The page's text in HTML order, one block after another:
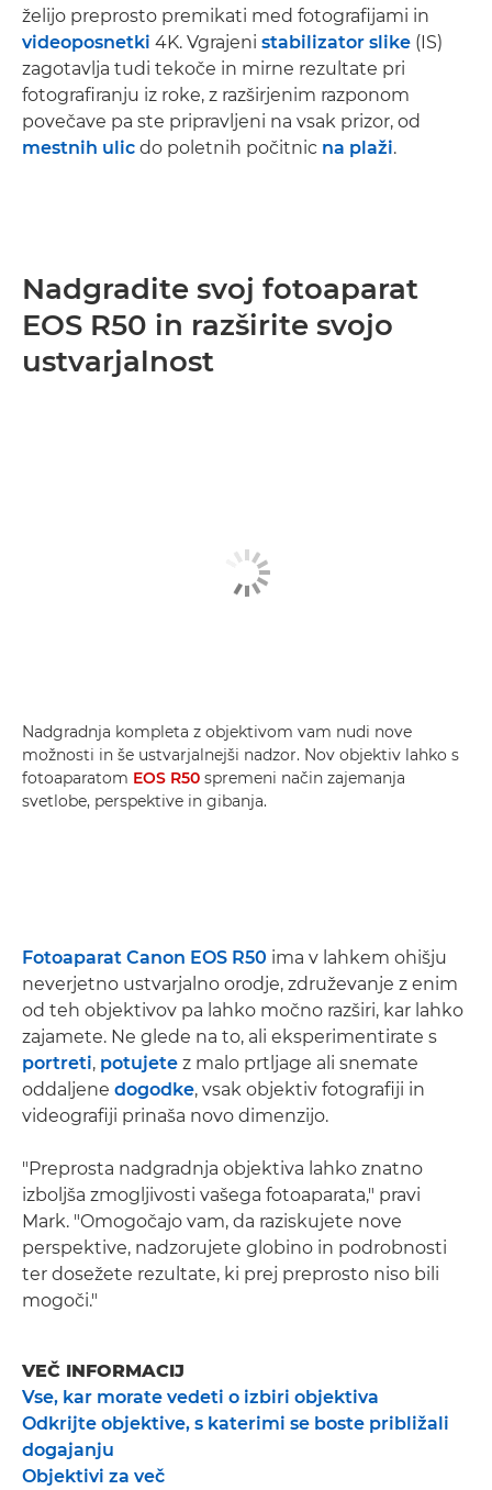
želijo preprosto premikati med fotografijami in
videoposnetki 4K. Vgrajeni stabilizator slike (IS)
zagotavlja tudi tekoče in mirne rezultate pri
fotografiranju iz roke, z razširjenim razponom
povečave pa ste pripravljeni na vsak prizor, od
mestnih ulic do poletnih počitnic na plaži.
Nadgradite svoj fotoaparat
EOS R50 in razširite svojo
ustvarjalnost
Nadgradnja kompleta z objektivom vam nudi nove
možnosti in še ustvarjalnejši nadzor. Nov objektiv lahko s
fotoaparatom EOS R50 spremeni način zajemanja
svetlobe, perspektive in gibanja.
Fotoaparat Canon EOS R50 ima v lahkem ohišju
neverjetno ustvarjalno orodje, združevanje z enim
od teh objektivov pa lahko močno razširi, kar lahko
zajamete. Ne glede na to, ali eksperimentirate s
portreti, potujete z malo prtljage ali snemate
oddaljene dogodke, vsak objektiv fotografiji in
videografiji prinaša novo dimenzijo.
"Preprosta nadgradnja objektiva lahko znatno
izboljša zmogljivosti vašega fotoaparata," pravi
Mark. "Omogočajo vam, da raziskujete nove
perspektive, nadzorujete globino in podrobnosti
ter dosežete rezultate, ki prej preprosto niso bili
mogoči."
VEČ INFORMACIJ
Vse, kar morate vedeti o izbiri objektiva
Odkrijte objektive, s katerimi se boste približali
dogajanju
Objektivi za več